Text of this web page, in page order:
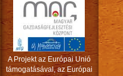
A Projekt az Európai Unió
támogatásával, az Európai